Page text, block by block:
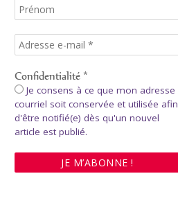
Confidentialité *
Je consens à ce que mon adresse
courriel soit conservée et utilisée afin
d'être notifié(e) dès qu'un nouvel
article est publié.